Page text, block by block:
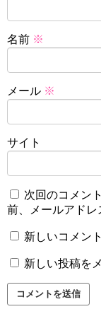
名前 ※
メール ※
サイト
次回のコメン
前、メールアドレ
新しいコメン
新しい投稿を